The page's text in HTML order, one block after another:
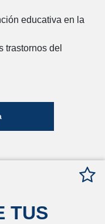
educativa en la
trastornos del
TUS